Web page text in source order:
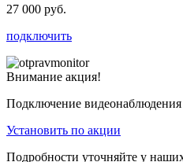
27 000 руб.
подключить
Внимание акция!
Подключение
Установить по акции
Подробности уточняйте у